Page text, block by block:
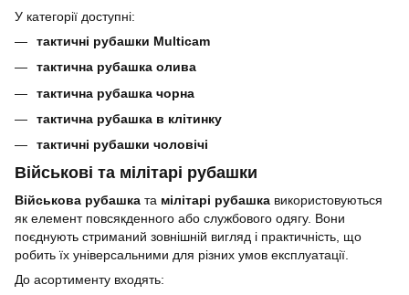
У категорії доступні:
тактичні рубашки Multicam
тактична рубашка олива
тактична рубашка чорна
тактична рубашка в клітинку
тактичні рубашки чоловічі
Військові та мілітарі рубашки
Військова рубашка та мілітарі рубашка використовуються
як елемент повсякденного або службового одягу. Вони
поєднують стриманий зовнішній вигляд і практичність, що
робить їх універсальними для різних умов експлуатації.
До асортименту входять: